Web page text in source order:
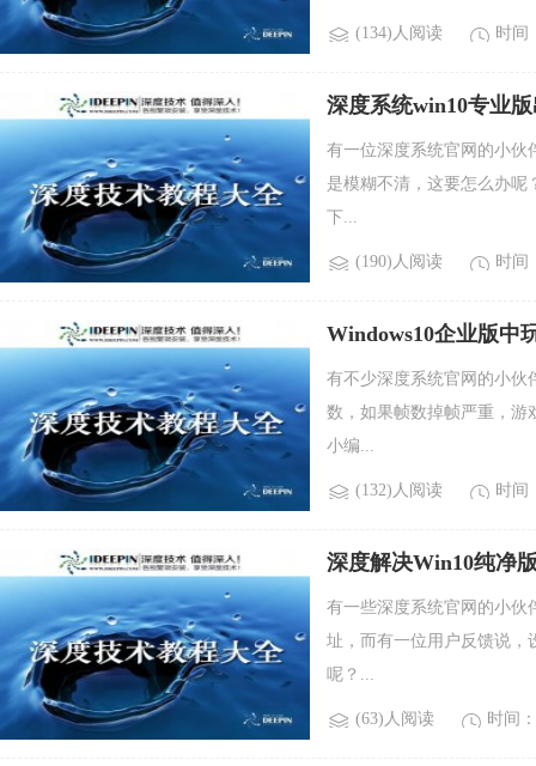
(134)人阅读 时间
深度系统win10专业
有一位深度系统官网的小伙
是模糊不清，这要怎么办呢
下...
(190)人阅读 时间
Windows10企业版中
有不少深度系统官网的小伙
数，如果帧数掉帧严重，游
小编...
(132)人阅读 时间
深度解决Win10纯净
有一些深度系统官网的小伙
址，而有一位用户反馈说，
呢？...
(63)人阅读 时间